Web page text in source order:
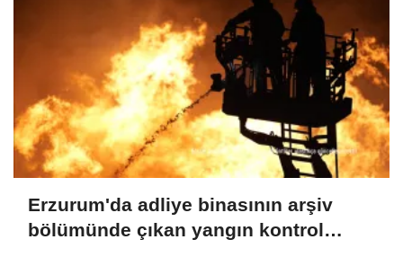
Erzurum'da adliye binasının arşiv
bölümünde çıkan yangın kontrol